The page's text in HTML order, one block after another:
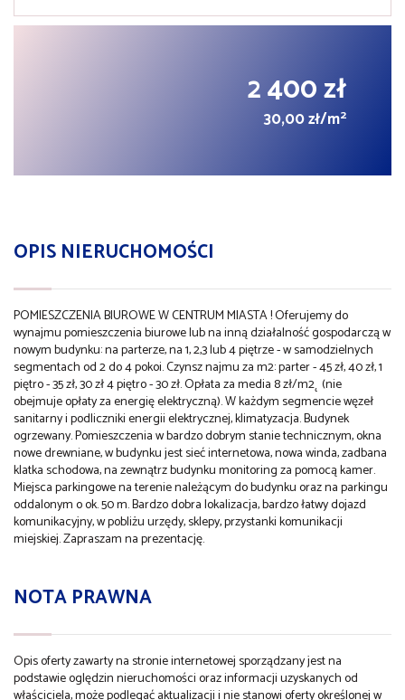
2 400 zł
30,00 zł/m2
OPIS NIERUCHOMOŚCI
POMIESZCZENIA BIUROWE W CENTRUM MIASTA ! Oferujemy do
wynajmu pomieszczenia biurowe lub na inną działalność gospodarczą w
nowym budynku: na parterze, na 1, 2,3 lub 4 piętrze - w samodzielnych
segmentach od 2 do 4 pokoi. Czynsz najmu za m2: parter - 45 zł, 40 zł, 1
piętro - 35 zł, 30 zł 4 piętro - 30 zł. Opłata za media 8 zł/m2˛ (nie
obejmuje opłaty za energię elektryczną). W każdym segmencie węzeł
sanitarny i podliczniki energii elektrycznej, klimatyzacja. Budynek
ogrzewany. Pomieszczenia w bardzo dobrym stanie technicznym, okna
nowe drewniane, w budynku jest sieć internetowa, nowa winda, zadbana
klatka schodowa, na zewnątrz budynku monitoring za pomocą kamer.
Miejsca parkingowe na terenie należącym do budynku oraz na parkingu
oddalonym o ok. 50 m. Bardzo dobra lokalizacja, bardzo łatwy dojazd
komunikacyjny, w pobliżu urzędy, sklepy, przystanki komunikacji
miejskiej. Zapraszam na prezentację.
NOTA PRAWNA
Opis oferty zawarty na stronie internetowej sporządzany jest na
podstawie oględzin nieruchomości oraz informacji uzyskanych od